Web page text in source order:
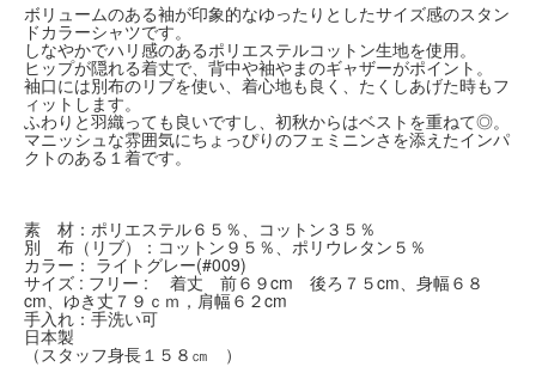
ボリュームのある袖が印象的なゆったりとしたサイズ感のスタン
ドカラーシャツです。
しなやかでハリ感のあるポリエステルコットン生地を使用。
ヒップが隠れる着丈で、背中や袖やまのギャザーがポイント。
袖口には別布のリブを使い、着心地も良く、たくしあげた時もフ
ィットします。
ふわりと羽織っても良いですし、初秋からはベストを重ねて◎。
マニッシュな雰囲気にちょっぴりのフェミニンさを添えたインパ
クトのある１着です。
素 材：ポリエステル６５％、コットン３５％
別 布（リブ）：コットン９５％、ポリウレタン５％
カラー： ライトグレー(#009)
サイズ : フリー : 着丈 前６９cm 後ろ７５cm、身幅６８
cm、ゆき丈７９ｃｍ，肩幅６２cm
手入れ：手洗い可
日本製
（スタッフ身長１５８㎝ ）